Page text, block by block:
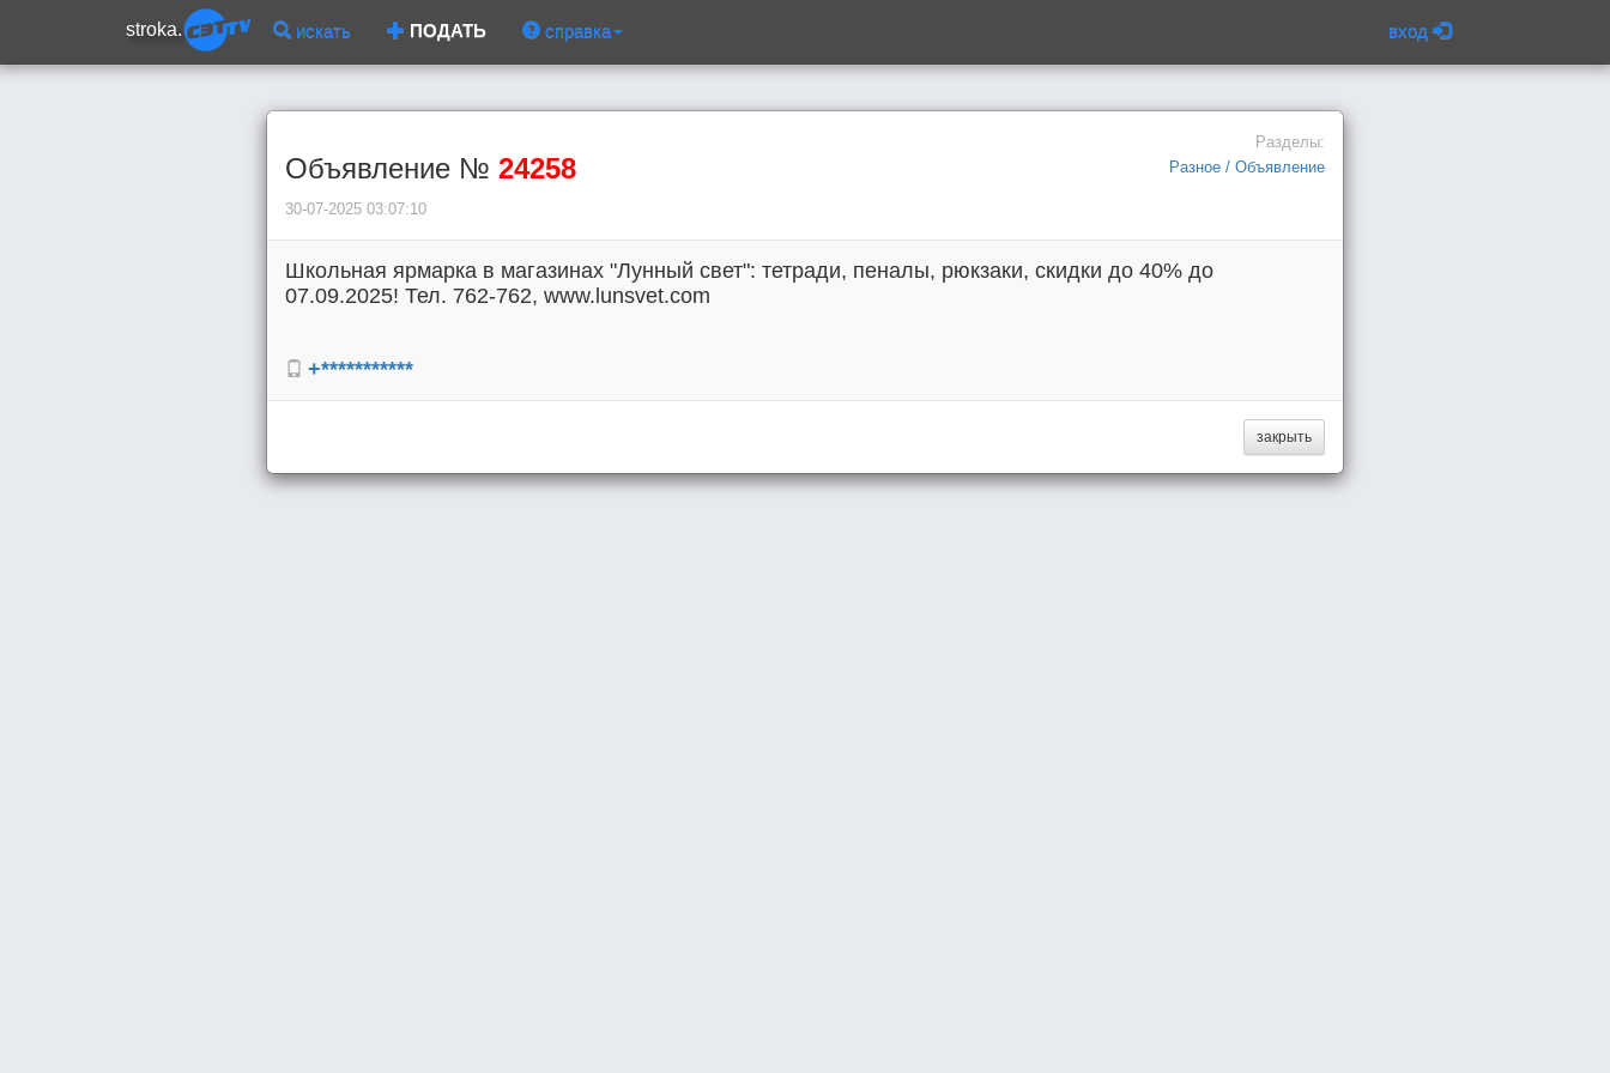
stroka. искать ПОДАТЬ справка вход
Объявление № 24258
30-07-2025 03:07:10
Разделы:
Разное / Объявление
Школьная ярмарка в магазинах "Лунный свет": тетради, пеналы, рюкзаки, скидки до 40% до
07.09.2025! Тел. 762-762, www.lunsvet.com
+***********
закрыть